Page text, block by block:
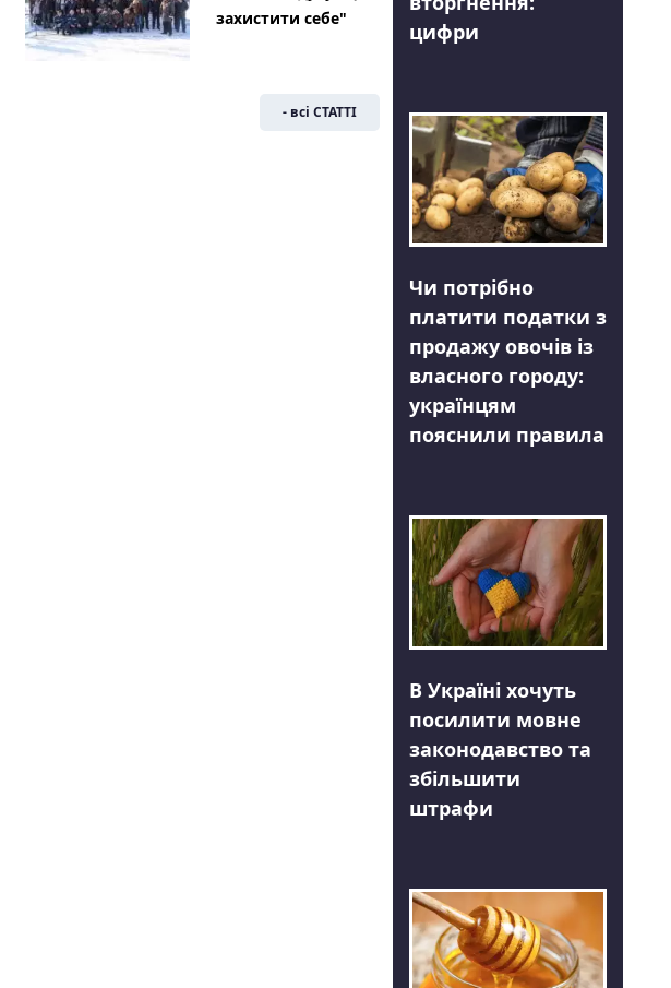
захистити себе"
- всі СТАТТІ
цифри
Чи потрібно
платити податки з
продажу овочів із
власного городу:
українцям
пояснили правила
В Україні хочуть
посилити мовне
законодавство та
збільшити
штрафи